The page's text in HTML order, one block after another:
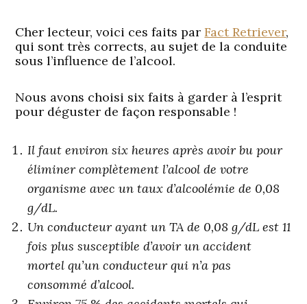
Cher lecteur, voici ces faits parFact Retriever,
qui sont très corrects, au sujet de la conduite
sous l’influence de l’alcool.
Nous avons choisi six faits à garder à l’esprit
pour déguster de façon responsable !
Il faut environ six heures après avoir bu pour
éliminer complètement l’alcool de votre
organisme avec un taux d’alcoolémie de 0,08
g/dL.
Un conducteur ayant un TA de 0,08 g/dL est 11
fois plus susceptible d’avoir un accident
mortel qu’un conducteur qui n’a pas
consommé d’alcool.